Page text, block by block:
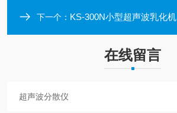
下一个： KS-300N小型超声波乳化机
在线留言